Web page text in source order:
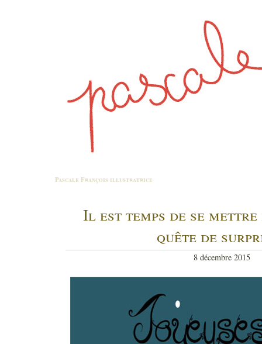
Pascale François illustratrice
Il est temps de se
quête de
8 décembre 2015